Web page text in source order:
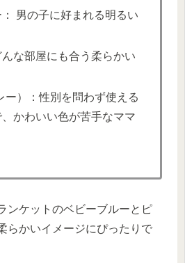
男の子に好まれる明るい
な部屋にも合う柔らかい
ー）：性別を問わず使える
かわいい色が苦手なママ
ンケットのベビーブルーとピ
らかいイメージにぴったりで